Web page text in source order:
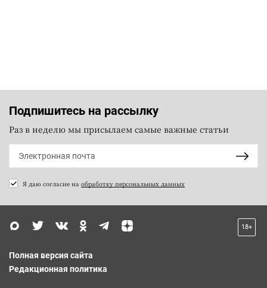
Подпишитесь на рассылку
Раз в неделю мы присылаем самые важные статьи
Я даю согласие на обработку персональных данных
18+
Полная версия сайта
Редакционная политика